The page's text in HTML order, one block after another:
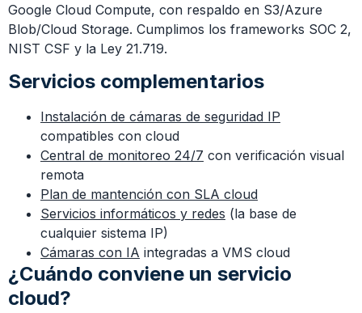
Google Cloud Compute, con respaldo en S3/Azure
Blob/Cloud Storage. Cumplimos los frameworks SOC 2,
NIST CSF y la Ley 21.719.
Servicios complementarios
Instalación de cámaras de seguridad IP
compatibles con cloud
Central de monitoreo 24/7 con verificación visual
remota
Plan de mantención con SLA cloud
Servicios informáticos y redes (la base de
cualquier sistema IP)
Cámaras con IA integradas a VMS cloud
¿Cuándo conviene un servicio
cloud?